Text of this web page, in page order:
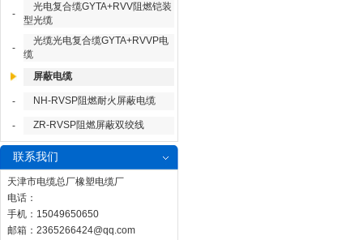
-
光电复合缆GYTA+RVV阻燃铠装
型光缆
-
光缆光电复合缆GYTA+RVVP电
缆
屏蔽电缆
- NH-RVSP阻燃耐火屏蔽电缆
- ZR-RVSP阻燃屏蔽双绞线
联系我们
天津市电缆总厂橡塑电缆厂
电话：
手机：15049650650
邮箱： 2365266424@qq.com